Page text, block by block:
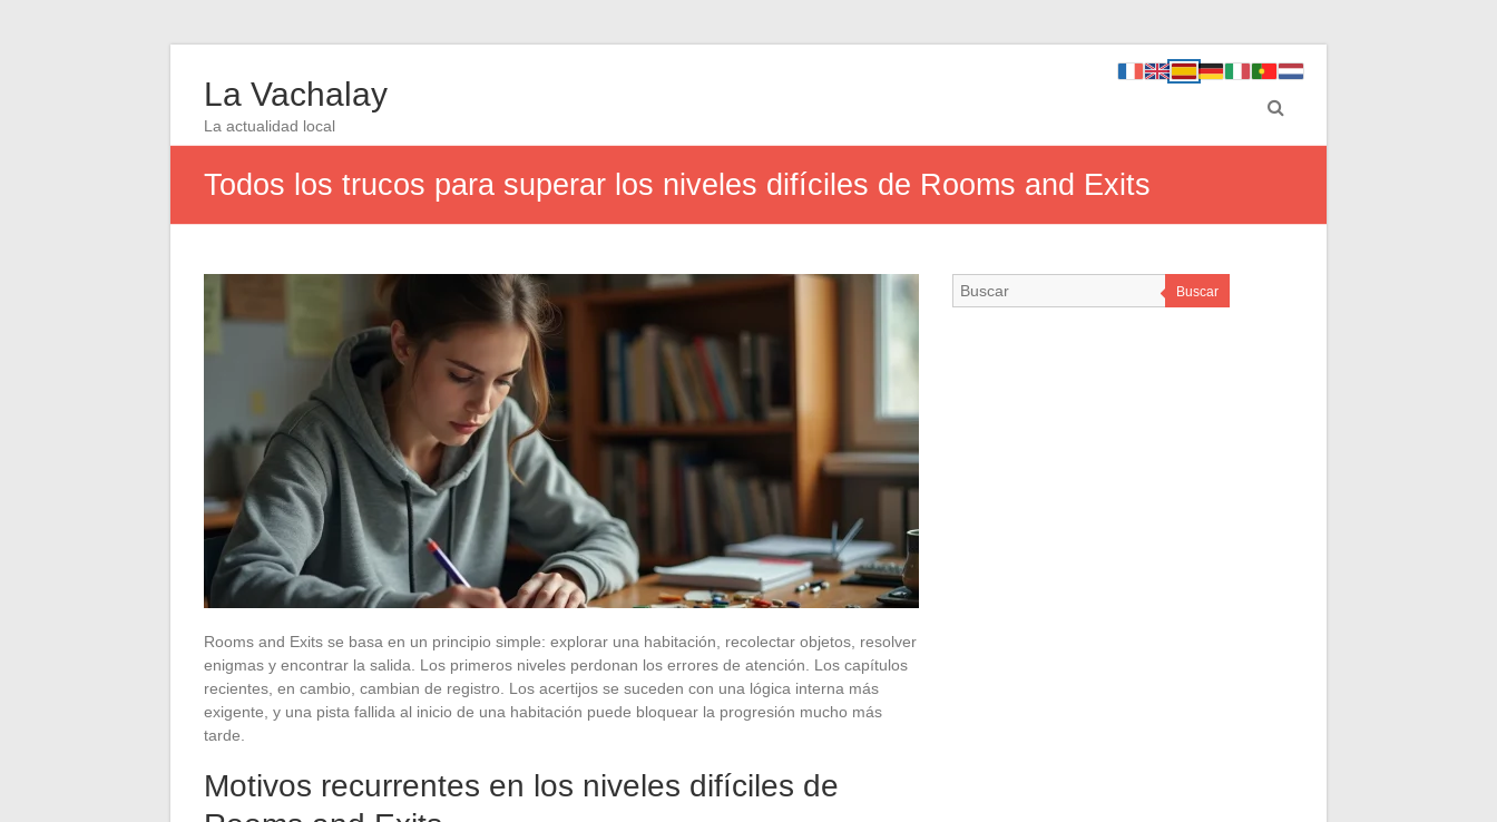
La Vachalay
La actualidad local
Todos los trucos para superar los niveles difíciles de Rooms and Exits
Rooms and Exits se basa en un principio simple: explorar una habitación, recolectar objetos, resolver
enigmas y encontrar la salida. Los primeros niveles perdonan los errores de atención. Los capítulos
recientes, en cambio, cambian de registro. Los acertijos se suceden con una lógica interna más
exigente, y una pista fallida al inicio de una habitación puede bloquear la progresión mucho más
tarde.
Motivos recurrentes en los niveles difíciles de
Buscar